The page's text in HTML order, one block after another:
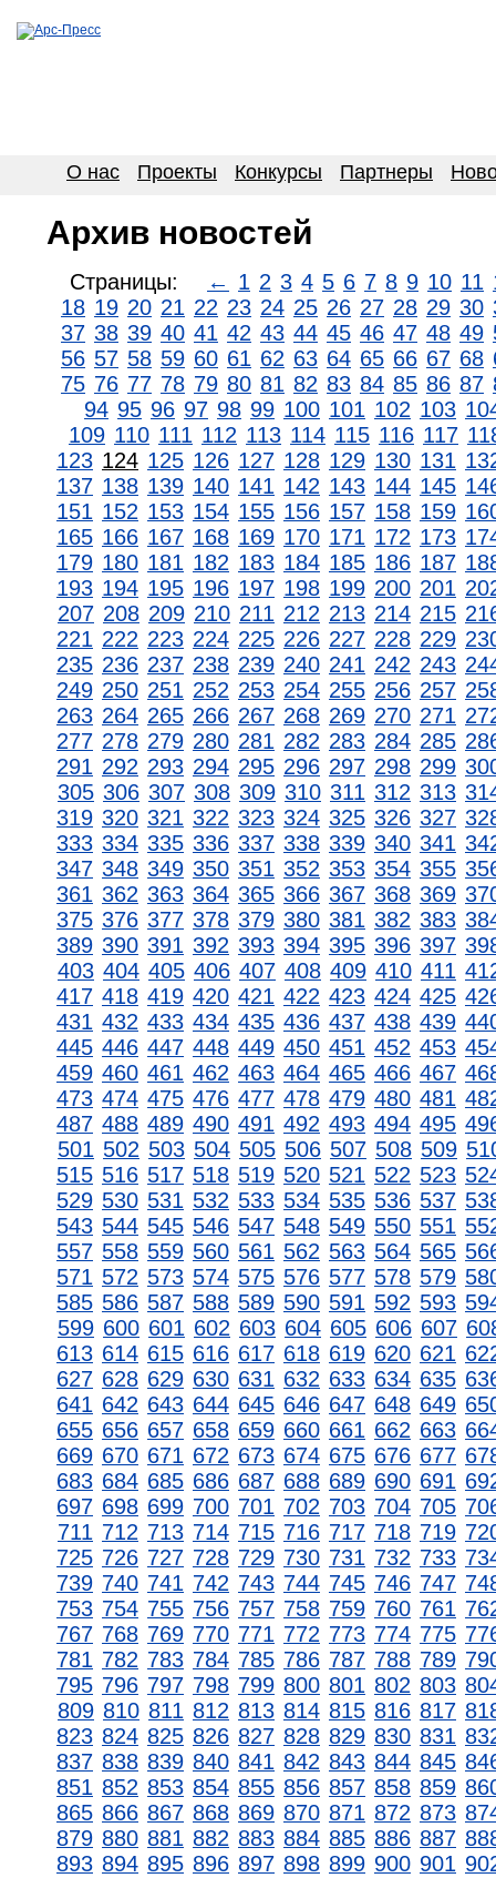
О нас Проекты Конкурсы Партнеры
Архив новостей
Страницы: ← 1 2 3 4 5 6 7 8 9 10 11
18 19 20 21 22 23 24 25 26 27 28 29 30
37 38 39 40 41 42 43 44 45 46 47 48 49
56 57 58 59 60 61 62 63 64 65 66 67 68
75 76 77 78 79 80 81 82 83 84 85 86 87
94 95 96 97 98 99 100 101 102 103
109 110 111 112 113 114 115 116 117
123 124 125 126 127 128 129 130 131
137 138 139 140 141 142 143 144 145
151 152 153 154 155 156 157 158 159
165 166 167 168 169 170 171 172 173
179 180 181 182 183 184 185 186 187
193 194 195 196 197 198 199 200 201
207 208 209 210 211 212 213 214 215
221 222 223 224 225 226 227 228 229
235 236 237 238 239 240 241 242 243
249 250 251 252 253 254 255 256 257
263 264 265 266 267 268 269 270 271
277 278 279 280 281 282 283 284 285
291 292 293 294 295 296 297 298 299
305 306 307 308 309 310 311 312 313
319 320 321 322 323 324 325 326 327
333 334 335 336 337 338 339 340 341
347 348 349 350 351 352 353 354 355
361 362 363 364 365 366 367 368 369
375 376 377 378 379 380 381 382 383
389 390 391 392 393 394 395 396 397
403 404 405 406 407 408 409 410 411
417 418 419 420 421 422 423 424 425
431 432 433 434 435 436 437 438 439
445 446 447 448 449 450 451 452 453
459 460 461 462 463 464 465 466 467
473 474 475 476 477 478 479 480 481
487 488 489 490 491 492 493 494 495
501 502 503 504 505 506 507 508 509
515 516 517 518 519 520 521 522 523
529 530 531 532 533 534 535 536 537
543 544 545 546 547 548 549 550 551
557 558 559 560 561 562 563 564 565
571 572 573 574 575 576 577 578 579
585 586 587 588 589 590 591 592 593
599 600 601 602 603 604 605 606 607
613 614 615 616 617 618 619 620 621
627 628 629 630 631 632 633 634 635
641 642 643 644 645 646 647 648 649
655 656 657 658 659 660 661 662 663
669 670 671 672 673 674 675 676 677
683 684 685 686 687 688 689 690 691
697 698 699 700 701 702 703 704 705
711 712 713 714 715 716 717 718 719
725 726 727 728 729 730 731 732 733
739 740 741 742 743 744 745 746 747
753 754 755 756 757 758 759 760 761
767 768 769 770 771 772 773 774 775
781 782 783 784 785 786 787 788 789
795 796 797 798 799 800 801 802 803
809 810 811 812 813 814 815 816 817
823 824 825 826 827 828 829 830 831
837 838 839 840 841 842 843 844 845
851 852 853 854 855 856 857 858 859
865 866 867 868 869 870 871 872 873
879 880 881 882 883 884 885 886 887
893 894 895 896 897 898 899 900 901